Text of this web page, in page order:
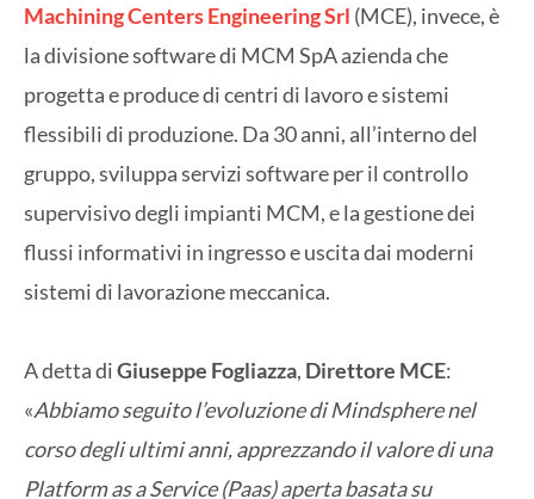
Machining Centers Engineering Srl (MCE), invece, è
la divisione software di MCM SpA azienda che
progetta e produce di centri di lavoro e sistemi
flessibili di produzione. Da 30 anni, all’interno del
gruppo, sviluppa servizi software per il controllo
supervisivo degli impianti MCM, e la gestione dei
flussi informativi in ingresso e uscita dai moderni
sistemi di lavorazione meccanica.
A detta diGiuseppe Fogliazza, Direttore MCE:
«Abbiamo seguito l’evoluzione di Mindsphere nel
corso degli ultimi anni, apprezzando il valore di una
Platform as a Service (Paas) aperta basata su